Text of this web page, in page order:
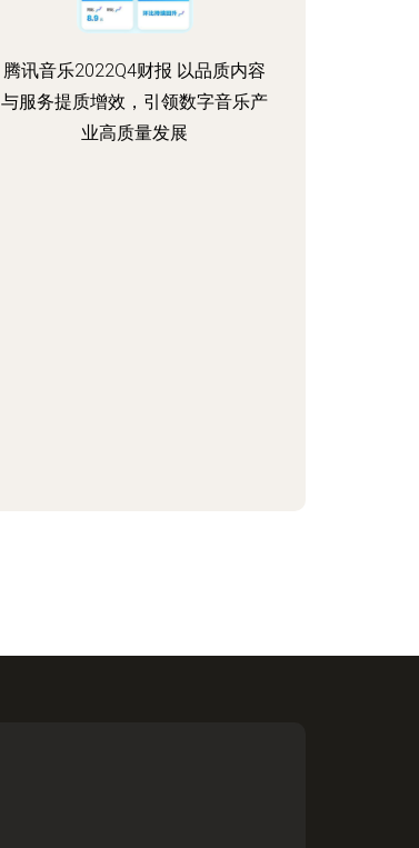
腾讯音乐2022Q4财报 以品质内容
与服务提质增效，引领数字音乐产
业高质量发展